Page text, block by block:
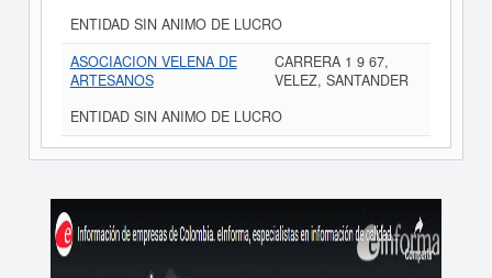
ENTIDAD SIN ANIMO DE LUCRO
ASOCIACION VELENA DE
ARTESANOS
CARRERA 1 9 67,
VELEZ, SANTANDER
ENTIDAD SIN ANIMO DE LUCRO